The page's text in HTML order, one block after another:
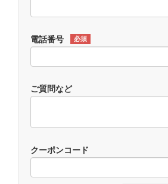
電話番号 必須
ご質問など
クーポンコード